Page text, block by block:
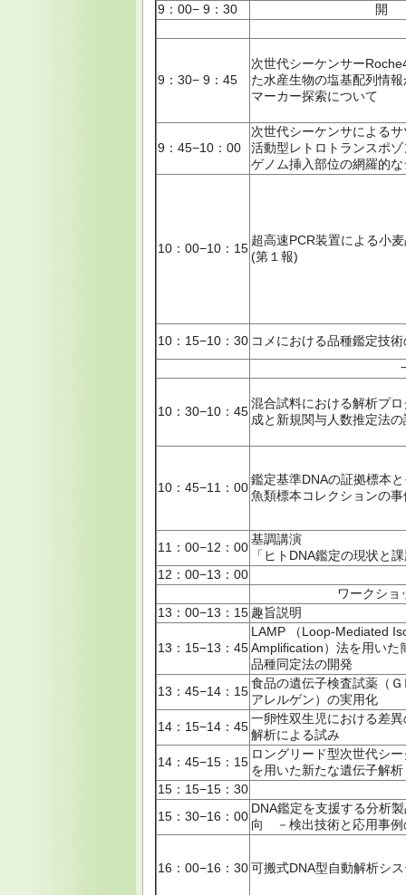
9：00− 9：30
開
9：30− 9：45
次世代シーケンサー
た水産生物の塩基配列情
マーカー探索について
9：45−10：00
次世代シーケンサによる
活動型レトロトランスポ
ゲノム挿入部位の網羅的
10：00−10：15
超高速PCR装置による小
(第１報)
10：15−10：30 コメにおける品種鑑定技
10：30−10：45
混合試料における解析プ
成と新規関与人数推定法
10：45−11：00
鑑定基準DNAの証拠標本
魚類標本コレクションの事
11：00−12：00
基調講演
「ヒトDNA鑑定の現状と
12：00−13：00
ワークシ
13：00−13：15 趣旨説明
13：15−13：45
LAMP （Loop-Mediated
Amplification）法を用いた
品種同定法の開発
13：45−14：15
食品の遺伝子検査試薬（
アレルゲン）の実用化
14：15−14：45
一卵性双生児における差
解析による試み
14：45−15：15
ロングリード型次世代シ
を用いた新たな遺伝子解析
15：15−15：30
15：30−16：00
DNA鑑定を支援する分析
向 －検出技術と応用事例
16：00−16：30可搬式DNA型自動解析シ